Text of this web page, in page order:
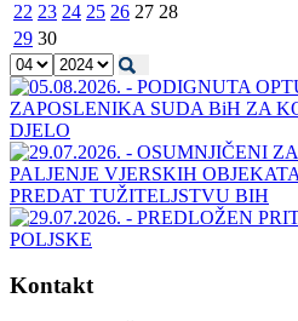
22 23 24 25 26 27 28
29 30
Kontakt